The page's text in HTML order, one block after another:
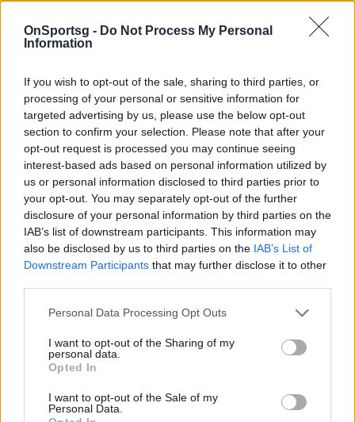
OnSportsg - Do Not Process My Personal
Information
If you wish to opt-out of the sale, sharing to third parties, or
processing of your personal or sensitive information for
targeted advertising by us, please use the below opt-out
section to confirm your selection. Please note that after your
opt-out request is processed you may continue seeing
interest-based ads based on personal information utilized by
us or personal information disclosed to third parties prior to
your opt-out. You may separately opt-out of the further
disclosure of your personal information by third parties on the
IAB’s list of downstream participants. This information may
also be disclosed by us to third parties on the IAB’s List of
Downstream Participants that may further disclose it to other
Personal Data Processing Opt Outs
I want to opt-out of the Sharing of my
personal data.
Opted In
I want to opt-out of the Sale of my
Personal Data.
Formula 1: Ο Φερστάπεν την pole position
μετά το τρομακτικό ατύχημα του Νόρις
Formula 1: Ο Μαξ Φερστάπεν θα ξεκινήσει από την
28 Αυγούστου 2021 18:47
Σοκαριστικό ατύχημα σε αγώνα W Series στο
Βέλγιο – Καραμπόλα έξι αυτοκινήτων
(photos+video)